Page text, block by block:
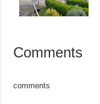
Comments
comments